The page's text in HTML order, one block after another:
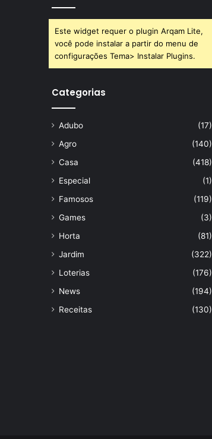
Este widget requer o plugin Arqam Lite,
você pode instalar a partir do menu de
configurações Tema> Instalar Plugins.
Categorias
Adubo
(17)
Agro
(140)
Casa
(418)
Especial
(1)
Famosos
(119)
Games
(3)
Horta
(81)
Jardim
(322)
Loterias
(176)
News
(194)
Receitas
(130)